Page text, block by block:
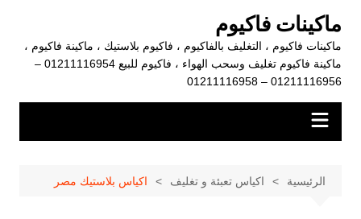
المحتوى
ماكينات فاكيوم
ماكينات فاكيوم ، التغليف بالفاكيوم ، فاكيوم بلاستيك ، ماكينة فاكيوم ،
ماكينة فاكيوم تغليف وسحب الهواء ، فاكيوم للبيع 01211116954 –
01211116956 – 01211116958
الرئيسية اكياس تعبئة و تغليف اكياس بلاستيك مصر